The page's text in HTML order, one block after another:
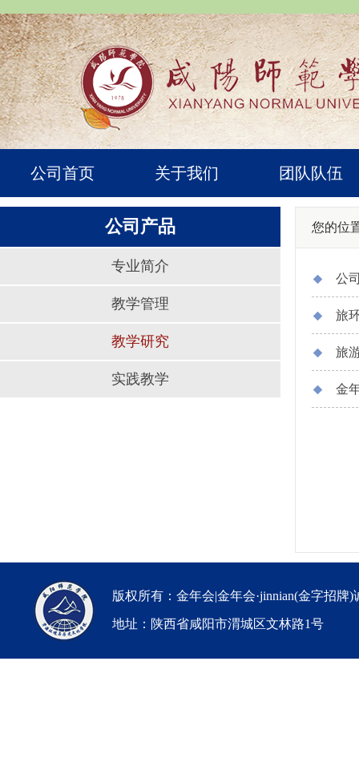
公司首页 关于我们 团队队伍
公司产品
专业简介
教学管理
教学研究
实践教学
您的位
公
旅
旅
金
版权所有：金年会|金年会·jinnian(金字招牌)
地址：陕西省咸阳市渭城区文林路1号